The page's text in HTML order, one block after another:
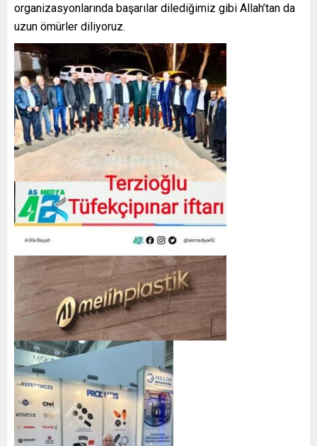
organizasyonlarında başarılar dilediğimiz gibi Allah’tan da
uzun ömürler diliyoruz.